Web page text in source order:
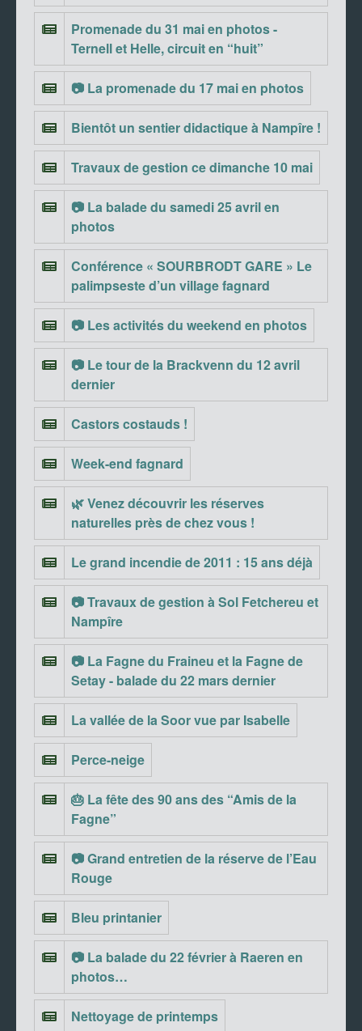
Promenade du 31 mai en photos -
Ternell et Helle, circuit en “huit”
📷 La promenade du 17 mai en photos
Bientôt un sentier didactique à Nampîre !
Travaux de gestion ce dimanche 10 mai
📷 La balade du samedi 25 avril en
photos
Conférence « SOURBRODT GARE » Le
palimpseste d’un village fagnard
📷 Les activités du weekend en photos
📷 Le tour de la Brackvenn du 12 avril
dernier
Castors costauds !
Week-end fagnard
🌿 Venez découvrir les réserves
naturelles près de chez vous !
Le grand incendie de 2011 : 15 ans déjà
📷 Travaux de gestion à Sol Fetchereu et
Nampîre
📷 La Fagne du Fraineu et la Fagne de
Setay - balade du 22 mars dernier
La vallée de la Soor vue par Isabelle
Perce-neige
🎂 La fête des 90 ans des “Amis de la
Fagne”
📷 Grand entretien de la réserve de l’Eau
Rouge
Bleu printanier
📷 La balade du 22 février à Raeren en
photos…
Nettoyage de printemps